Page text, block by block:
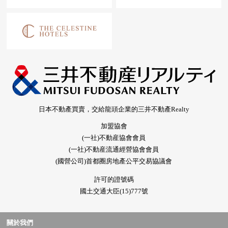
日本不動產買賣，交給龍頭企業的三井不動產Realty
加盟協會
(一社)不動産協會會員
(一社)不動産流通經營協會會員
(國營公司)首都圈房地產公平交易協議會
許可的證號碼
國土交通大臣(15)777號
關於我們